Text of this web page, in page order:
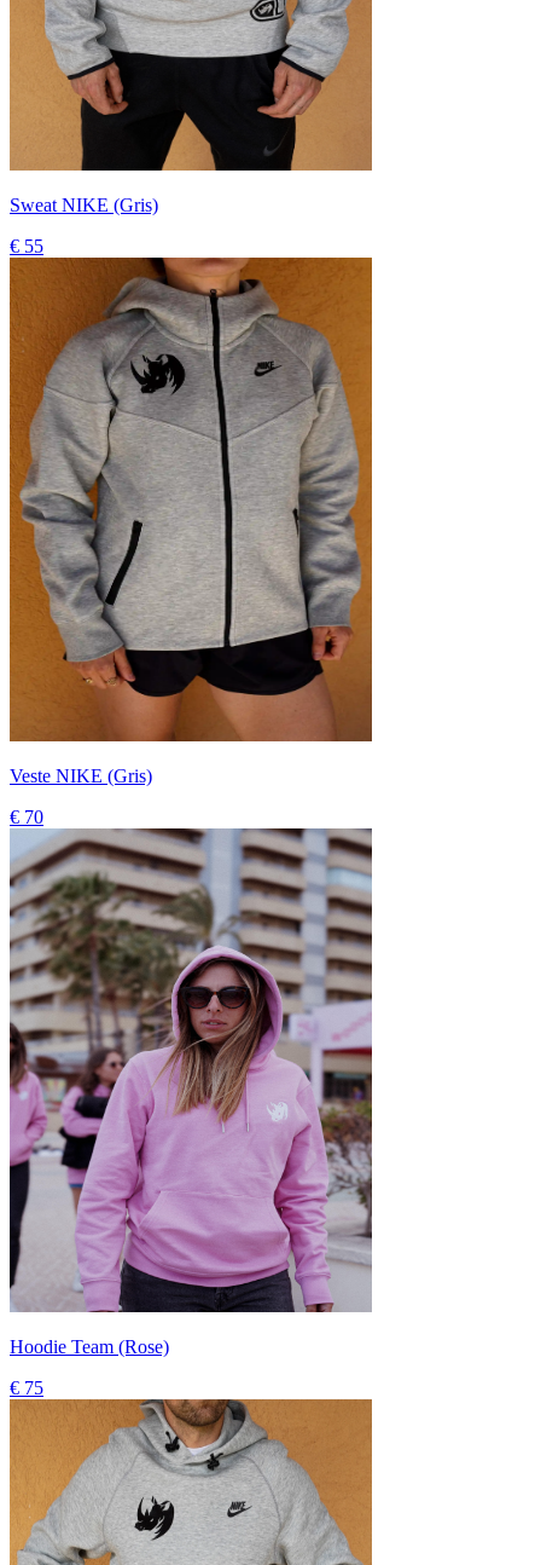
Sweat NIKE (Gris)
€ 55
Veste NIKE (Gris)
€ 70
Hoodie Team (Rose)
€ 75